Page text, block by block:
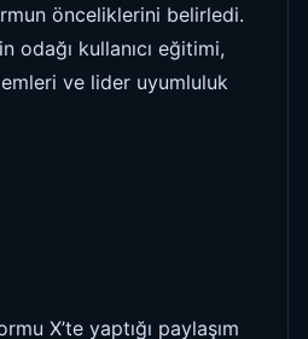
önceliklerini belirledi.
odağı kullanıcı eğitimi,
ve lider uyumluluk
X’te yaptığı paylaşım